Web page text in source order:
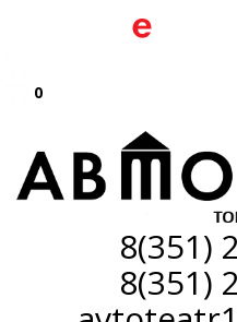
0
8(351)
8(351)